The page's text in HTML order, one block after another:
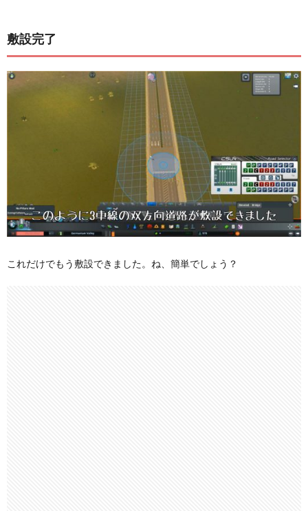
敷設完了
これだけでもう敷設できました。ね、簡単でしょう？